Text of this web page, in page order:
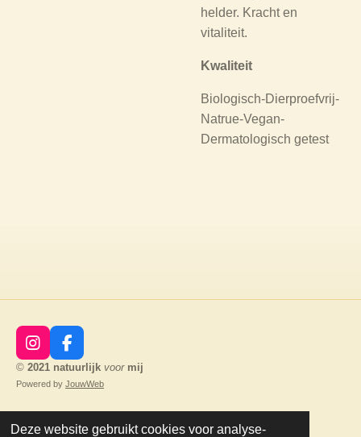
Deze website gebruikt cookies voor analyse-
helder. Kracht en
vitaliteit.
Kwaliteit
Biologisch-Dierproefvrij-
Natrue-Vegan-
Dermatologisch getest
I
n
s
a
g
F
a
c
b
o
© 2021 natuurlijk voor mij
Powered by JouwWeb